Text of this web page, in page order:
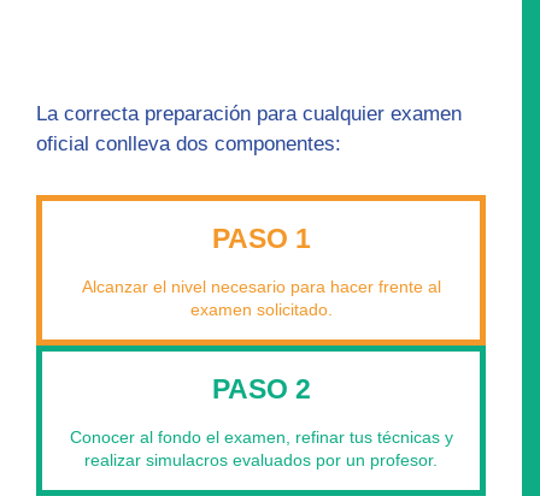
La correcta preparación para cualquier examen
oficial conlleva dos componentes:
PASO 1
Alcanzar el nivel necesario para hacer frente al
examen solicitado.
PASO 2
Conocer al fondo el examen, refinar tus técnicas y
realizar simulacros evaluados por un profesor.